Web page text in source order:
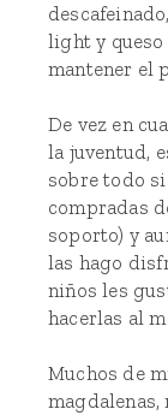
light y
mantener el
De vez en
la juventud,
sobre todo
compradas
soporto) y
las hago
niños les
hacerlas al
Muchos de
magdalenas,